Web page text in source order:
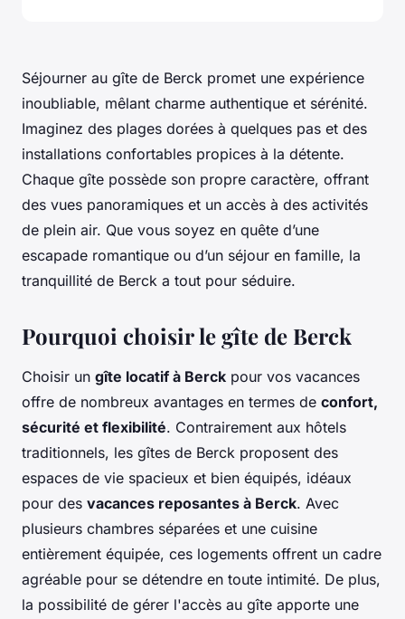
Séjourner au gîte de Berck promet une expérience
inoubliable, mêlant charme authentique et sérénité.
Imaginez des plages dorées à quelques pas et des
installations confortables propices à la détente.
Chaque gîte possède son propre caractère, offrant
des vues panoramiques et un accès à des activités
de plein air. Que vous soyez en quête d’une
escapade romantique ou d’un séjour en famille, la
tranquillité de Berck a tout pour séduire.
Pourquoi choisir le gîte de Berck
Choisir un gîte locatif à Berck pour vos vacances
offre de nombreux avantages en termes de confort,
sécurité et flexibilité. Contrairement aux hôtels
traditionnels, les gîtes de Berck proposent des
espaces de vie spacieux et bien équipés, idéaux
pour des vacances reposantes à Berck. Avec
plusieurs chambres séparées et une cuisine
entièrement équipée, ces logements offrent un cadre
agréable pour se détendre en toute intimité. De plus,
la possibilité de gérer l'accès au gîte apporte une